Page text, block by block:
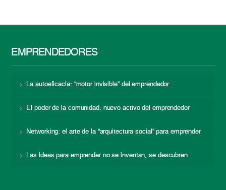
EMPRENDEDORES
La autoeficacia: “motor invisible” del emprendedor
El poder de la comunidad: nuevo activo del emprendedor
Networking: el arte de la “arquitectura social” para emprender
Las ideas para emprender no se inventan, se descubren